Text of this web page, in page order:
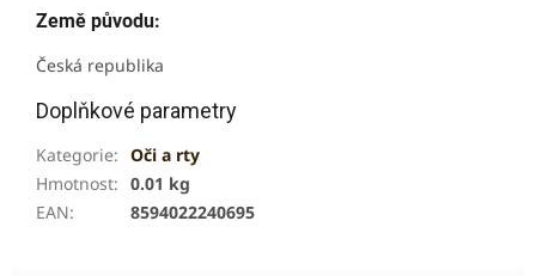
Země původu:
Česká republika
Doplňkové parametry
Kategorie: Oči a rty
Hmotnost: 0.01 kg
EAN: 8594022240695